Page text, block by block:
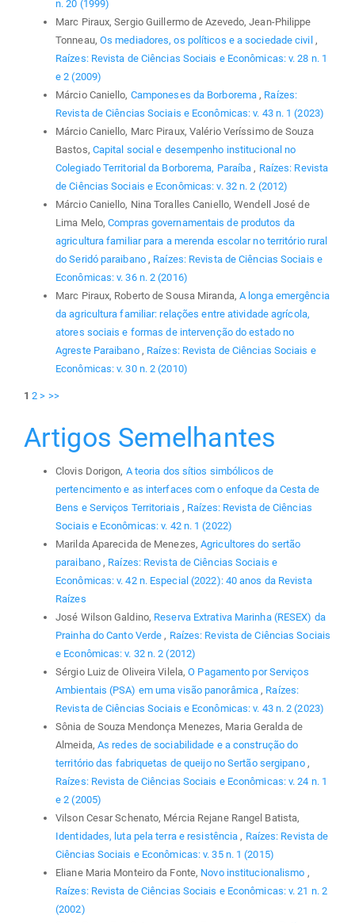
n. 20 (1999)
Marc Piraux, Sergio Guillermo de Azevedo, Jean-Philippe
Tonneau, Os mediadores, os políticos e a sociedade civil ,
Raízes: Revista de Ciências Sociais e Econômicas: v. 28 n. 1
e 2 (2009)
Márcio Caniello, Camponeses da Borborema , Raízes:
Revista de Ciências Sociais e Econômicas: v. 43 n. 1 (2023)
Márcio Caniello, Marc Piraux, Valério Veríssimo de Souza
Bastos, Capital social e desempenho institucional no
Colegiado Territorial da Borborema, Paraíba , Raízes: Revista
de Ciências Sociais e Econômicas: v. 32 n. 2 (2012)
Márcio Caniello, Nina Toralles Caniello, Wendell José de
Lima Melo,Compras governamentais de produtos da
agricultura familiar para a merenda escolar no território rural
do Seridó paraibano , Raízes: Revista de Ciências Sociais e
Econômicas: v. 36 n. 2 (2016)
Marc Piraux, Roberto de Sousa Miranda, A longa emergência
da agricultura familiar: relações entre atividade agrícola,
atores sociais e formas de intervenção do estado no
Agreste Paraibano , Raízes: Revista de Ciências Sociais e
Econômicas: v. 30 n. 2 (2010)
1 2 > >>
Artigos Semelhantes
Clovis Dorigon, A teoria dos sítios simbólicos de
pertencimento e as interfaces com o enfoque da Cesta de
Bens e Serviços Territoriais , Raízes: Revista de Ciências
Sociais e Econômicas: v. 42 n. 1 (2022)
Marilda Aparecida de Menezes,Agricultores do sertão
paraibano , Raízes: Revista de Ciências Sociais e
Econômicas: v. 42 n. Especial (2022): 40 anos da Revista
Raízes
José Wilson Galdino, Reserva Extrativa Marinha (RESEX) da
Prainha do Canto Verde , Raízes: Revista de Ciências Sociais
e Econômicas: v. 32 n. 2 (2012)
Sérgio Luiz de Oliveira Vilela,O Pagamento por Serviços
Ambientais (PSA) em uma visão panorâmica , Raízes:
Revista de Ciências Sociais e Econômicas: v. 43 n. 2 (2023)
Sônia de Souza Mendonça Menezes, Maria Geralda de
Almeida, As redes de sociabilidade e a construção do
território das fabriquetas de queijo no Sertão sergipano ,
Raízes: Revista de Ciências Sociais e Econômicas: v. 24 n. 1
e 2 (2005)
Vilson Cesar Schenato, Mércia Rejane Rangel Batista,
Identidades, luta pela terra e resistência , Raízes: Revista de
Ciências Sociais e Econômicas: v. 35 n. 1 (2015)
Eliane Maria Monteiro da Fonte, Novo institucionalismo ,
Raízes: Revista de Ciências Sociais e Econômicas: v. 21 n. 2
(2002)